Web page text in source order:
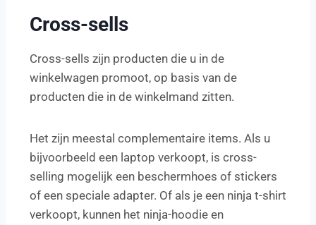
Cross-sells
Cross-sells zijn producten die u in de
winkelwagen promoot, op basis van de
producten die in de winkelmand zitten.
Het zijn meestal complementaire items. Als u
bijvoorbeeld een laptop verkoopt, is cross-
selling mogelijk een beschermhoes of stickers
of een speciale adapter. Of als je een ninja t-shirt
verkoopt, kunnen het ninja-hoodie en